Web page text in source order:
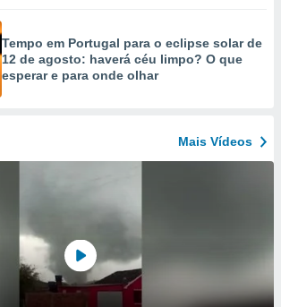
Tempo em Portugal para o eclipse solar de
12 de agosto: haverá céu limpo? O que
esperar e para onde olhar
Mais Vídeos